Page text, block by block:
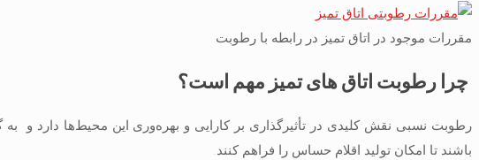
مقررات موجود در اتاق تمیز در رابطه با رطوبت
چرا رطوبت اتاق های تمیز مهم است؟
رطوبت نسبی نقش کلیدی در تأثیرگذاری بر کارایی و بهره‌وری این محیط‌ها دارد و به
باشند تا امکان تولید اقلام حساس را فراهم کنند.